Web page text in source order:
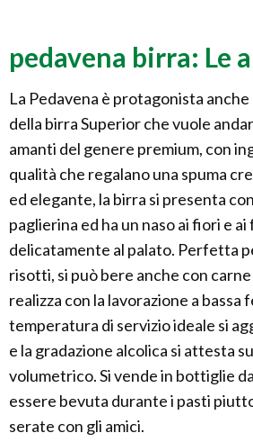
pedavena birra: Le
La Pedavena è protagonista
della birra Superior che vuole
amanti del genere premium, con
qualità che regalano una spuma
ed elegante, la birra si presenta
paglierina ed ha un naso ai fiori e
delicatamente al palato. Perfetta
risotti, si può bere anche con
realizza con la lavorazione a bassa
temperatura di servizio ideale si
e la gradazione alcolica si attesta
volumetrico. Si vende in bottiglie
essere bevuta durante i pasti
serate con gli amici.